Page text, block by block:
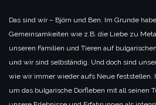
Das sind wir – Björn und Ben. Im Grunde
Gemeinsamkeiten wie z.B. die Liebe zu
unseren Familien und Tieren auf
und wir sind selbständig. Und doch sind
wie wir immer wieder aufs Neue feststellen.
um das bulgarische Dorfleben mit all seinen